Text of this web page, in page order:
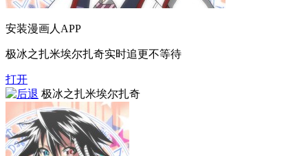
安装漫画人APP
极冰之扎米埃尔扎奇实时追更不等待
打开
极冰之扎米埃尔扎奇